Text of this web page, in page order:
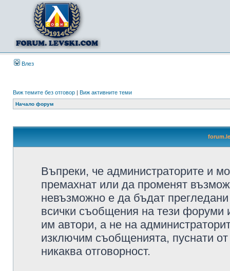
Влез
Виж темите без отговор | Виж активните теми
Начало форум
Въпреки, че администраторите и
премахнат или да променят
невъзможно е да бъдат
всички съобщения на тези форуми
им автори, а не на
изключим съобщенията, пуснати
никаква отговорност.